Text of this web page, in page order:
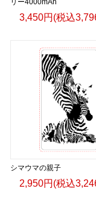
3,450円(税込
シマウマの親子
2,950円(税込